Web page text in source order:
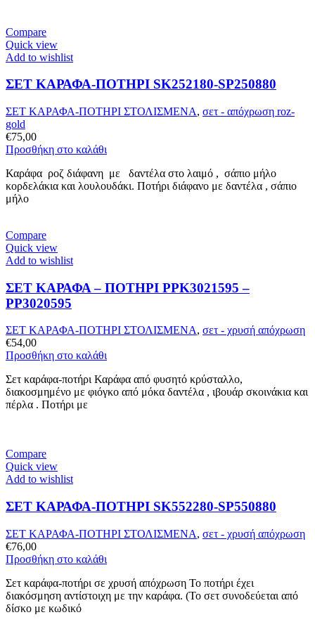
Compare
Quick view
Add to wishlist
ΣΕΤ ΚΑΡΑΦΑ-ΠΟΤΗΡΙ SK252180-SP250880
ΣΕΤ ΚΑΡΑΦΑ-ΠΟΤΗΡΙ ΣΤΟΛΙΣΜΕΝΑ, σετ - απόχρωση roz-
gold
€75,00
Προσθήκη στο καλάθι
Καράφα ροζ διάφανη με δαντέλα στο λαιμό , σάπιο μήλο
κορδελάκια και λουλουδάκι. Ποτήρι διάφανο με δαντέλα , σάπιο
μήλο
Compare
Quick view
Add to wishlist
ΣΕΤ ΚΑΡΑΦΑ – ΠΟΤHΡΙ PPK3021595 –
PP3020595
ΣΕΤ ΚΑΡΑΦΑ-ΠΟΤΗΡΙ ΣΤΟΛΙΣΜΕΝΑ, σετ - χρυσή απόχρωση
€54,00
Προσθήκη στο καλάθι
Σετ καράφα-ποτήρι Καράφα από φυσητό κρύσταλλο,
διακοσμημένο με φιόγκο από μόκα δαντέλα , ιβουάρ σκοινάκια και
πέρλα . Ποτήρι με
Compare
Quick view
Add to wishlist
ΣΕΤ ΚΑΡΑΦΑ-ΠΟΤΗΡΙ SK552280-SP550880
ΣΕΤ ΚΑΡΑΦΑ-ΠΟΤΗΡΙ ΣΤΟΛΙΣΜΕΝΑ, σετ - χρυσή απόχρωση
€76,00
Προσθήκη στο καλάθι
Σετ καράφα-ποτήρι σε χρυσή απόχρωση Το ποτήρι έχει
διακόσμηση αντίστοιχη με την καράφα. (Το σετ συνοδεύεται από
δίσκο με κωδικό